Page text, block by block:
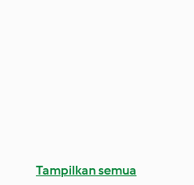
Tampilkan semua